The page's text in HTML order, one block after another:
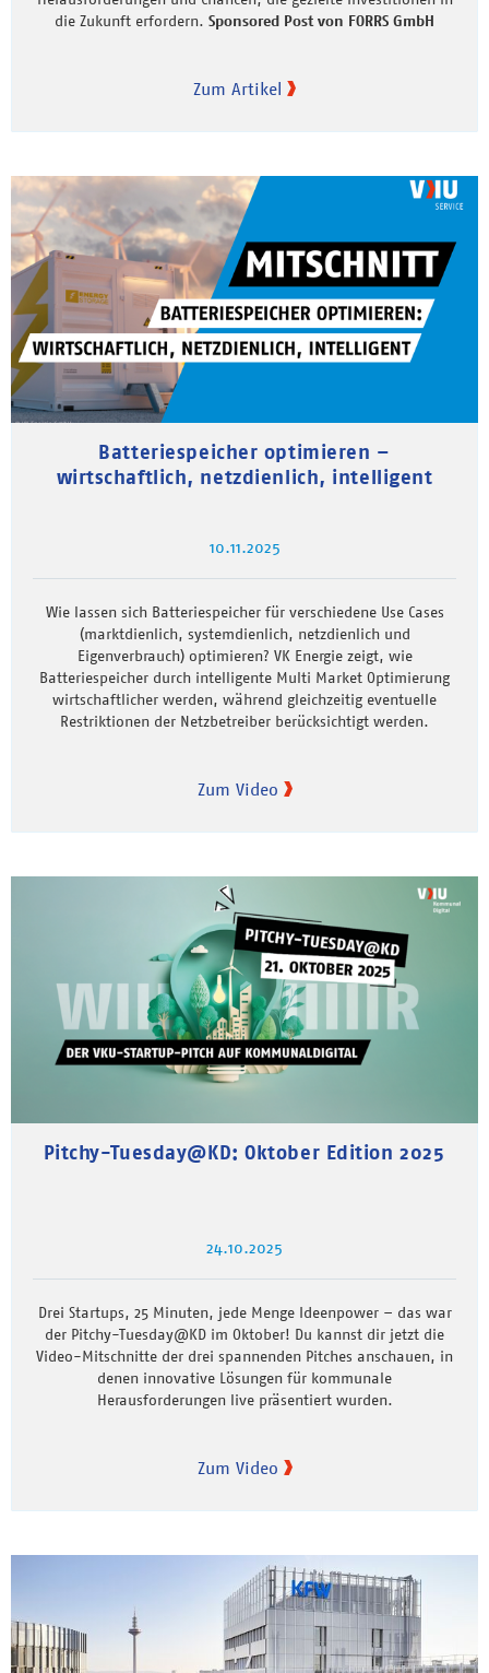
die Zukunft erfordern. Sponsored Post von FORRS GmbH
Zum Artikel
Batteriespeicher optimieren –
wirtschaftlich, netzdienlich, intelligent
10.11.2025
Wie lassen sich Batteriespeicher für verschiedene Use Cases
(marktdienlich, systemdienlich, netzdienlich und
Eigenverbrauch) optimieren? VK Energie zeigt, wie
Batteriespeicher durch intelligente Multi Market Optimierung
wirtschaftlicher werden, während gleichzeitig eventuelle
Restriktionen der Netzbetreiber berücksichtigt werden.
Zum Video
Pitchy-Tuesday@KD: Oktober Edition 2025
24.10.2025
Drei Startups, 25 Minuten, jede Menge Ideenpower – das war
der Pitchy-Tuesday@KD im Oktober! Du kannst dir jetzt die
Video-Mitschnitte der drei spannenden Pitches anschauen, in
denen innovative Lösungen für kommunale
Herausforderungen live präsentiert wurden.
Zum Video